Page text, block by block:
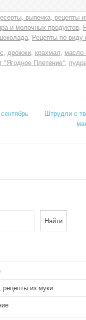
выпечка, рецепты
и молочных продуктов
Рецепты по виду
дрожжи крахмал масло
"Ягодное Плетение"
Штрудли с
Найти
из муки